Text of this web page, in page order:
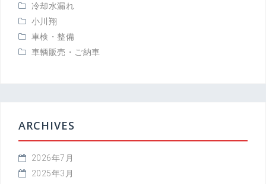
冷却水漏れ
小川翔
車検・整備
車輌販売・ご納車
ARCHIVES
2026年7月
2025年3月